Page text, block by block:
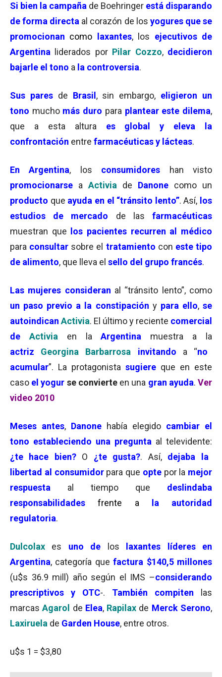
Si bien la campaña de Boehringer está disparando
de forma directa al corazón de los yogures que se
promocionan como laxantes, los ejecutivos de
Argentina
liderados por Pilar Cozzo, decidieron
bajarle el tono a la controversia.
Sus paresde Brasil , sin embargo, eligieron un
tono mucho más duro para plantear este dilema,
que a esta altura es global y eleva la
confrontación entre farmacéuticas y lácteas.
En Argentina, los consumidores han visto
promocionarse a Activia de Danone como un
producto que ayuda en el “tránsito lento”. Así, los
estudios de mercado de lasfarmacéuticas
muestran que
los pacientes recurren al médico
para consultar sobre el tratamiento con este tipo
de alimento, que lleva el sello del grupo francés.
Las mujeres consideran al “tránsito lento”, como
un paso previo a la constipación y para ello,se
autoindican Activia. El último y reciente comercial
de Activia en laArgentina muestra a la
actriz Georgina Barbarrosa invitando a “no
acumular”. La protagonista sugiere que en este
caso el yogur se convierteen una gran ayuda.Ver
video 2010
Meses antes, Danone había elegido cambiar el
tono estableciendo una pregunta al televidente:
¿te hace bien?O ¿te gusta?. Así, dejaba la
libertad al consumidorpara que optepor la mejor
respuesta al tiempo que deslindaba
responsabilidadesfrente a la autoridad
regulatoria.
Dulcolax es uno de los
laxantes líderes en
Argentina, categoría que factura $140,5 millones
(u$s 36.9 mill) año según el IMS –considerando
prescriptivos y OTC-. También compiten las
marcasAgarol de Elea, Rapilax de Merck Serono,
Laxiruela de Garden House, entre otros.
u$s 1 = $3,80